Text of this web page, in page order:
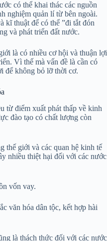
có thể khai thác các nguồn
nghiệm quản lí từ bên ngoài.
kĩ thuật để có thể ”đi tắt đón
và phát triển đất nước.
là có nhiều cơ hội và thuận lợi
Vì thế mà vấn đề là cần có
để không bỏ lỡ thời cơ.
từ điểm xuất phát thấp về kinh
đào tạo có chất lượng còn
thế giới và các quan hệ kinh tế
nhiều thiệt hại đối với các nước
vốn vay.
văn hóa dân tộc, kết hợp hài
là thách thức đối với các nước